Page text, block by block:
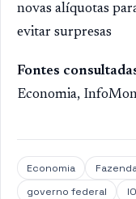
novas alíquotas
evitar surpresas
Fontes
Economia,
Economia
governo federal